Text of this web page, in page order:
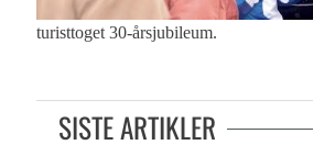
turisttoget 30-årsjubileum.
SISTE ARTIKLER